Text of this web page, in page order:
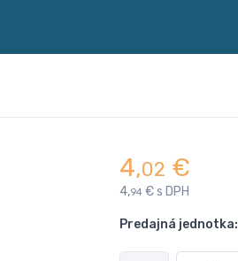
4,02 €
4,94 € s DPH
Predajná jednotka: